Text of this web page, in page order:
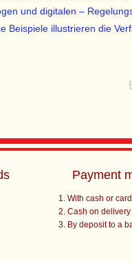
und digitalen –
Beispiele illustrieren die
Payment
With cash or
Cash on delivery
By deposit to a